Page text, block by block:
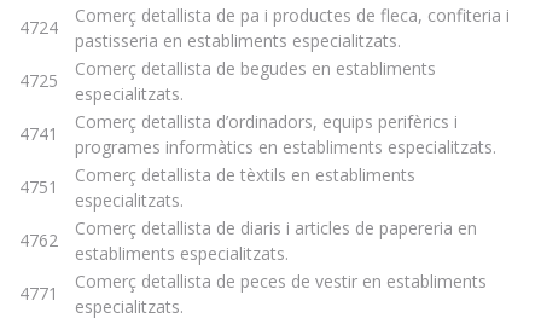
4724
Comerç detallista de pa i productes de fleca, confiteria i
pastisseria en establiments especialitzats.
4725
Comerç detallista de begudes en establiments
especialitzats.
4741
Comerç detallista d’ordinadors, equips perifèrics i
programes informàtics en establiments especialitzats.
4751
Comerç detallista de tèxtils en establiments
especialitzats.
4762
Comerç detallista de diaris i articles de papereria en
establiments especialitzats.
4771
Comerç detallista de peces de vestir en establiments
especialitzats.